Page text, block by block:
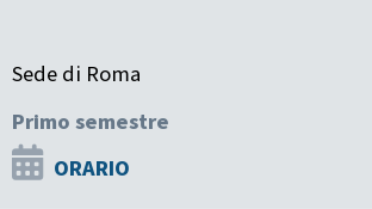
Sede di Roma
Primo semestre
ORARIO